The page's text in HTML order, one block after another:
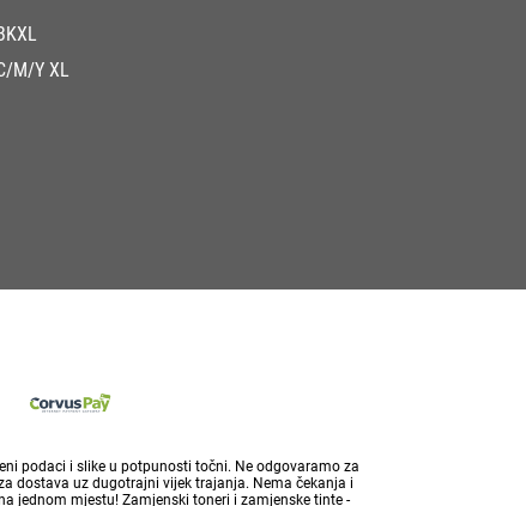
M/Y XL
podaci i slike u potpunosti točni. Ne odgovaramo za
dostava uz dugotrajni vijek trajanja. Nema čekanja i
jednom mjestu! Zamjenski toneri i zamjenske tinte -